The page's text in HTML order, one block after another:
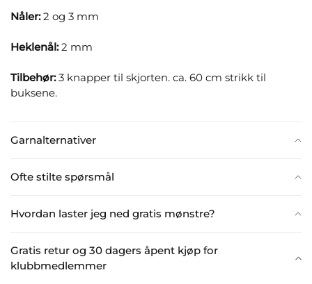
Garnalternativer
Ofte stilte spørsmål
Hvordan laster jeg ned gratis mønstre?
Gratis retur og 30 dagers åpent kjøp for
klubbmedlemmer
Nåler:2 og 3 mm
Heklenål:2 mm
Tilbehør:3 knapper til skjorten. ca. 60 cm strikk til
buksene.